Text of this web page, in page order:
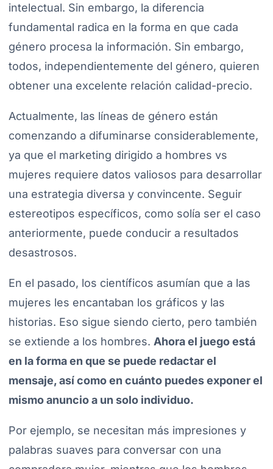
intelectual. Sin embargo, la diferencia
fundamental radica en la forma en que cada
género procesa la información. Sin embargo,
todos, independientemente del género, quieren
obtener una excelente relación calidad-precio.
Actualmente, las líneas de género están
comenzando a difuminarse considerablemente,
ya que el marketing dirigido a hombres vs
mujeres requiere datos valiosos para desarrollar
una estrategia diversa y convincente. Seguir
estereotipos específicos, como solía ser el caso
anteriormente, puede conducir a resultados
desastrosos.
En el pasado, los científicos asumían que a las
mujeres les encantaban los gráficos y las
historias. Eso sigue siendo cierto, pero también
se extiende a los hombres. Ahora el juego está
en la forma en que se puede redactar el
mensaje, así como en cuánto puedes exponer el
mismo anuncio a un solo individuo.
Por ejemplo, se necesitan más impresiones y
palabras suaves para conversar con una